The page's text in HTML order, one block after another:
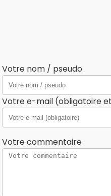
Votre nom / pseudo
Votre e-mail (obligatoire
Votre commentaire